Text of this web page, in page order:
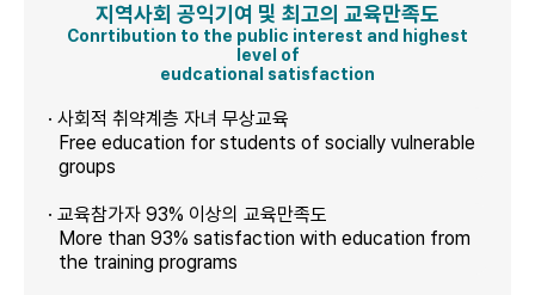
지역사회 공익기여 및 최고의 교육만족도
Conrtibution to the public interest and highest
level of
eudcational satisfaction
· 사회적 취약계층 자녀 무상교육
Free education for students of socially vulnerable
groups
· 교육참가자 93% 이상의 교육만족도
More than 93% satisfaction with education from
the training programs